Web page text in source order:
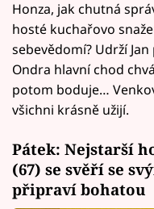
Honza, jak chutná
hosté kuchařovo
sebevědomí? Udrží
Ondra hlavní chod
potom boduje…
všichni krásně užijí.
Pátek: Nejstarší
(67) se svěří se
připraví bohatou